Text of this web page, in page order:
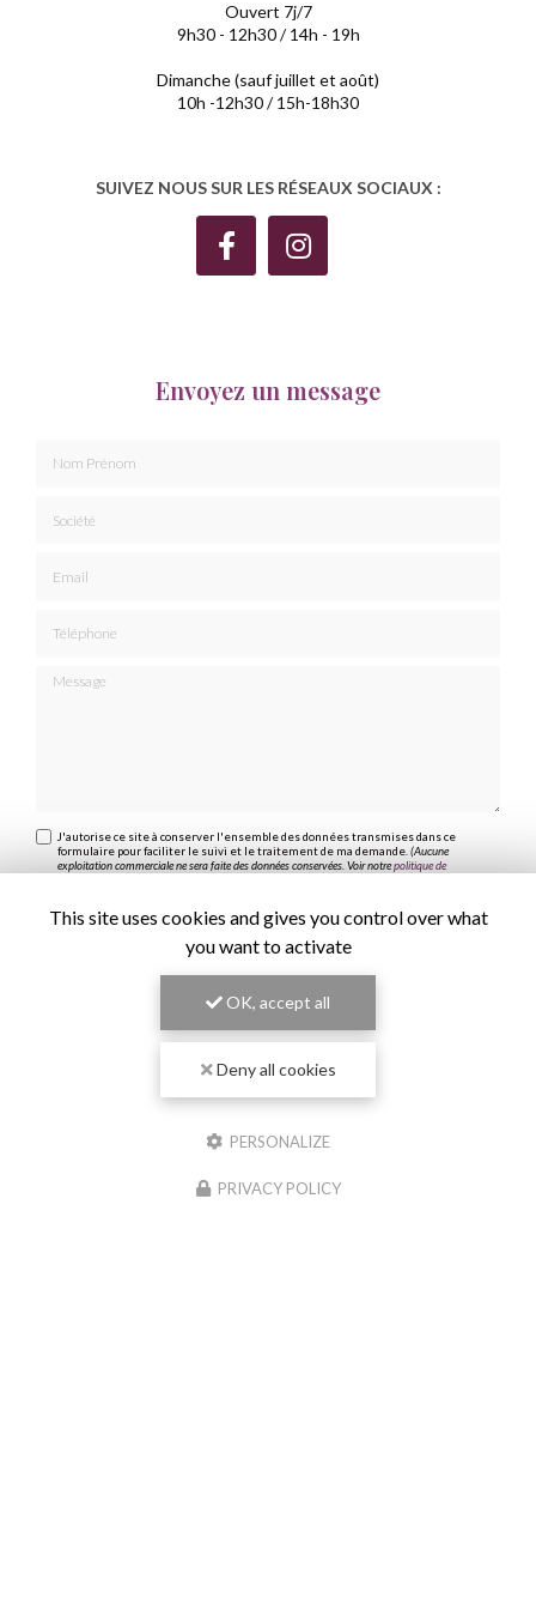
Ouvert 7j/7
9h30 - 12h30 / 14h - 19h
Dimanche (sauf juillet et août)
10h -12h30 / 15h-18h30
SUIVEZ NOUS SUR LES RÉSEAUX SOCIAUX :
Envoyez un message
Message
J'autorise ce site à conserver l'ensemble des données transmises dans ce
formulaire pour faciliter le suivi et le traitement de ma demande.(Aucune
exploitation commerciale ne sera faite des données conservées. Voir notrepolitique de
This site uses cookies and gives you control over what
you want to activate
OK, accept all
Deny all cookies
PERSONALIZE
PRIVACY POLICY